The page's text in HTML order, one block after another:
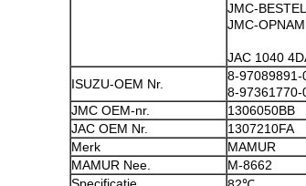
JMC-
JMC-
JAC 1040
ISUZU-OEM Nr.
8-
8-
JMC OEM-nr.
1306050BB
JAC OEM Nr.
1307210FA
Merk
MAMUR
MAMUR Nee.
M-8662